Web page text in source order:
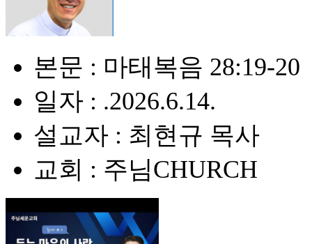
본문 : 마태복음 28:19-20
일자 : .2026.6.14.
설교자 : 최현규 목사
교회 : 주님CHURCH